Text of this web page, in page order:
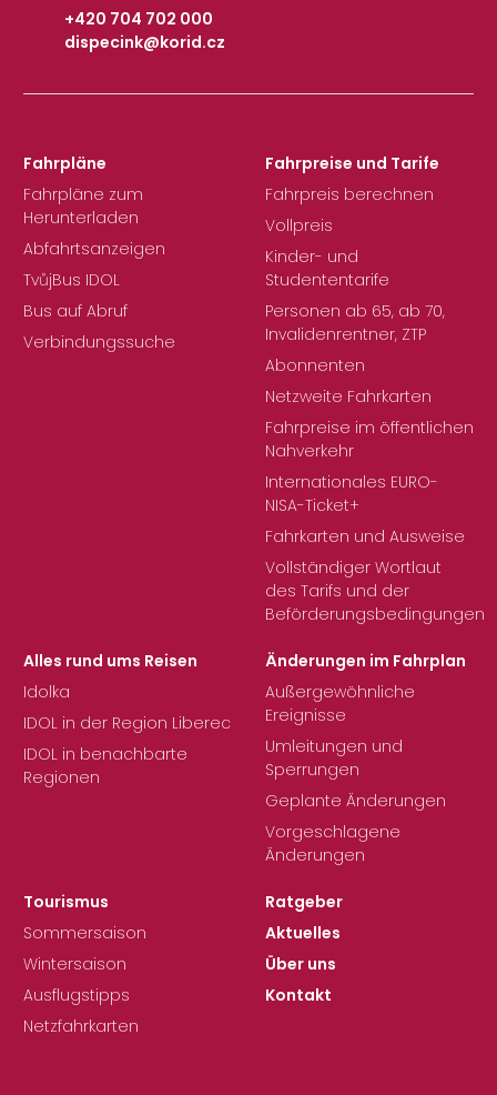
+420 704 702 000
|
dispecink@korid.cz
Fahrpläne
Fahrpläne zum
Herunterladen
Abfahrtsanzeigen
TvůjBus IDOL
Bus auf Abruf
Verbindungssuche
Fahrpreise und Tarife
Fahrpreis berechnen
Vollpreis
Kinder- und
Studententarife
Personen ab 65, ab 70,
Invalidenrentner, ZTP
Abonnenten
Netzweite Fahrkarten
Fahrpreise im öffentlichen
Nahverkehr
Internationales EURO-
NISA-Ticket+
Fahrkarten und Ausweise
Vollständiger Wortlaut
des Tarifs und der
Beförderungsbedingungen
Alles rund ums Reisen
Idolka
IDOL in der Region Liberec
IDOL in benachbarte
Regionen
Änderungen im Fahrplan
Außergewöhnliche
Ereignisse
Umleitungen und
Sperrungen
Geplante Änderungen
Vorgeschlagene
Änderungen
Tourismus
Sommersaison
Wintersaison
Ausflugstipps
Netzfahrkarten
Ratgeber
Aktuelles
Über uns
Kontakt